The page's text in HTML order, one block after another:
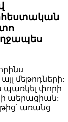
մեթոդների:
պառկել փորի
աերացիան:
առանց